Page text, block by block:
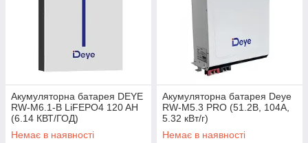
Акумуляторна батарея DEYE
RW-M6.1-B LiFEPO4 120 AH
(6.14 КВТ/ГОД)
Немає в наявності
Акумуляторна батарея Deye
RW-M5.3 PRO (51.2В, 104А,
5.32 кВт/г)
Немає в наявності